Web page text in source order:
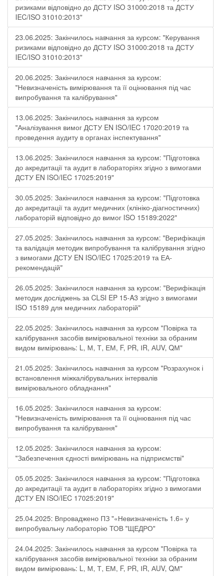
ризиками відповідно до ДСТУ ISO 31000:2018 та ДСТУ
IEC/ISO 31010:2013"
23.06.2025: Закінчилось навчання за курсом: "Керування
ризиками відповідно до ДСТУ ISO 31000:2018 та ДСТУ
IEC/ISO 31010:2013"
20.06.2025: Закінчилося навчання за курсом:
"Невизначеність вимірювання та її оцінювання під час
випробування та калібрування"
13.06.2025: Закінчилось навчання за курсом
"Аналізування вимог ДСТУ EN ISO/IEC 17020:2019 та
проведення аудиту в органах інспектування"
13.06.2025: Закінчилося навчання за курсом: "Підготовка
до акредитації та аудит в лабораторіях згідно з вимогами
ДСТУ EN ISO/IEC 17025:2019"
30.05.2025: Закінчилося навчання за курсом: "Підготовка
до акредитації та аудит медичних (клініко-діагностичних)
лабораторій відповідно до вимог ISO 15189:2022"
27.05.2025: Закінчилось навчання за курсом: "Верифікація
та валідація методик випробування та калібрування згідно
з вимогами ДСТУ EN ISO/IEC 17025:2019 та ЕА-
рекомендацій"
26.05.2025: Закінчилося навчання за курсом: "Верифікація
методик досліджень за CLSI EP 15-A3 згідно з вимогами
ISO 15189 для медичних лабораторій"
22.05.2025: Закінчилось навчання за курсом "Повірка та
калібрування засобів вимірювальної техніки за обраним
видом вимірювань: L, М, Т, ЕМ, F, РR, ІR, АUV, QМ"
21.05.2025: Закінчилось навчання за курсом "Розрахунок і
встановлення міжкалібрувальних інтервалів
вимірювального обладнання"
16.05.2025: Закінчилося навчання за курсом:
"Невизначеність вимірювання та її оцінювання під час
випробування та калібрування"
12.05.2025: Закінчилося навчання за курсом:
"Забезпечення єдності вимірювань на підприємстві"
05.05.2025: Закінчилося навчання за курсом: "Підготовка
до акредитації та аудит в лабораторіях згідно з вимогами
ДСТУ EN ISO/IEC 17025:2019"
25.04.2025: Впроваджено ПЗ "«Невизначеність 1.6» у
випробувальну лабораторію ТОВ "ЩЕДРО"
24.04.2025: Закінчилось навчання за курсом "Повірка та
калібрування засобів вимірювальної техніки за обраним
видом вимірювань: L, М, Т, ЕМ, F, РR, ІR, АUV, QМ"